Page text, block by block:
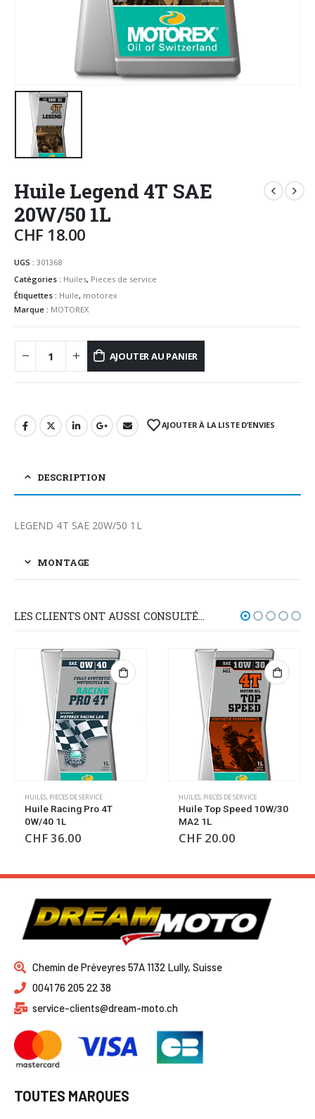
Huile Legend 4T SAE
20W/50 1L
CHF 18.00
UGS : 301368
Catégories : Huiles, Pieces de service
Étiquettes : Huile, motorex
Marque : MOTOREX
AJOUTER AU PANIER
AJOUTER À LA LISTE D’ENVIES
DESCRIPTION
LEGEND 4T SAE 20W/50 1L
MONTAGE
LES CLIENTS ONT AUSSI CONSULTÉ…
HUILES, PIECES DE SERVICE
Huile Top Speed 10W/30
MA2 1L
CHF20.00
HUILES, PIECES DE SERVICE
Huile Top Speed 10W/30
MA2 4L
CHF 73.00
Chemin de Préveyres 57A 1132 Lully, Suisse
0041 76 205 22 38
service-clients@dream-moto.ch
TOUTES MARQUES